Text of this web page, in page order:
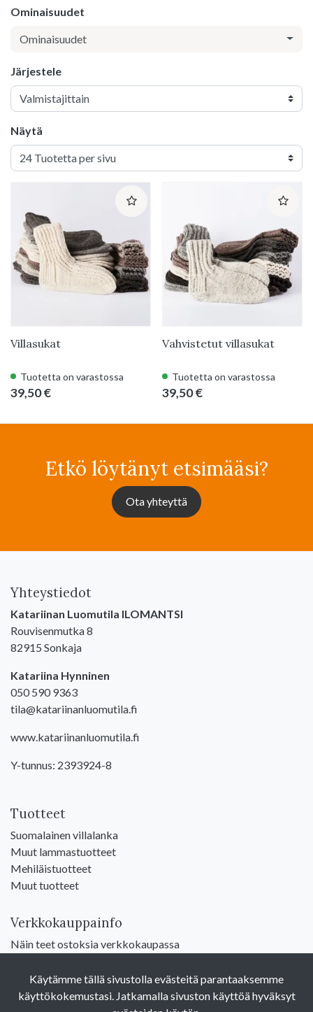
Käytämme tällä sivustolla evästeitä parantaaksemme
käyttökokemustasi. Jatkamalla sivuston käyttöä hyväksyt
Ominaisuudet
Ominaisuudet
Järjestele
Näytä
Villasukat
Tuotetta on varastossa
39,50 €
Vahvistetut villasukat
Tuotetta on varastossa
39,50 €
Etkö löytänyt etsimääsi?
Ota yhteyttä
Yhteystiedot
Katariinan Luomutila ILOMANTSI
Rouvisenmutka 8
82915 Sonkaja
Katariina Hynninen
050 590 9363
tila@katariinanluomutila.fi
www.katariinanluomutila.fi
Y-tunnus: 2393924-8
Tuotteet
Suomalainen villalanka
Muut lammastuotteet
Mehiläistuotteet
Muut tuotteet
Verkkokauppainfo
Näin teet ostoksia verkkokaupassa
Toimitustavat
Maksutavat